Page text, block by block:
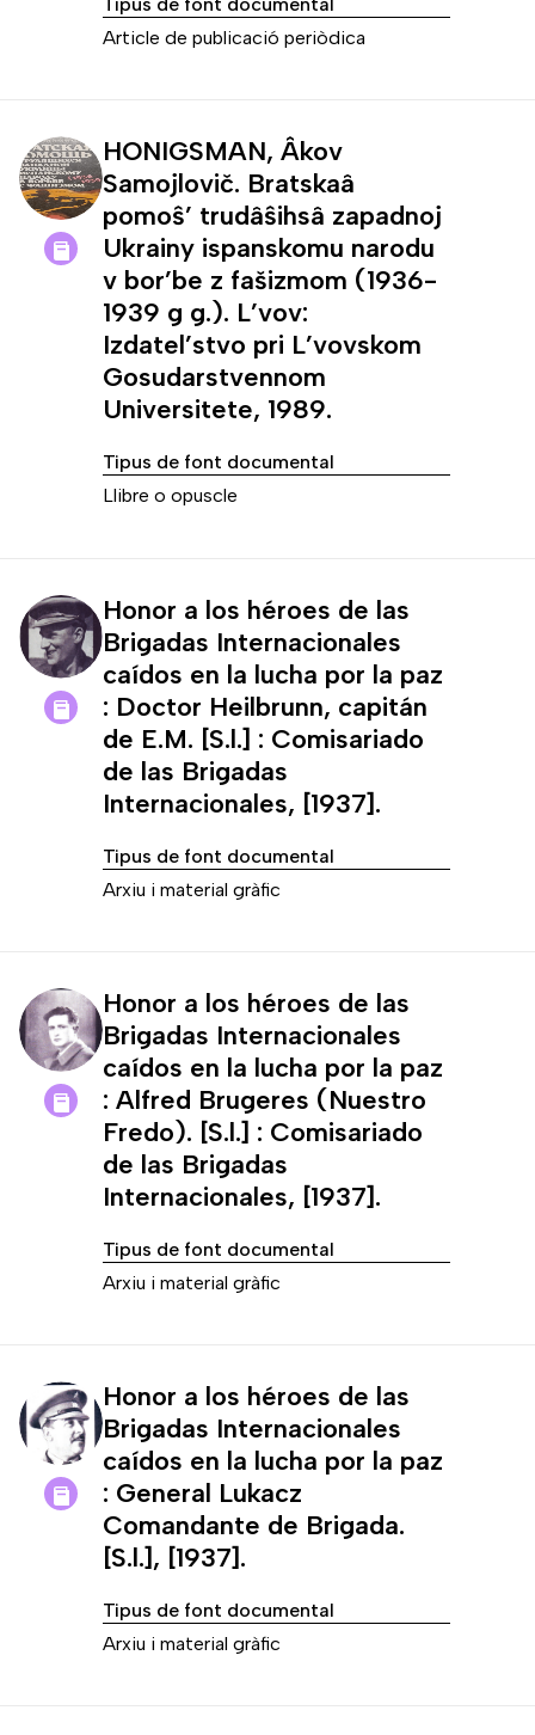
Article de publicació periòdica
HONIGSMAN, Âkov
Samojlovič. Bratskaâ
pomoŝ’ trudâŝihsâ zapadnoj
Ukrainy ispanskomu narodu
v bor’be z fašizmom (1936-
1939 g g.). L’vov:
Izdatel’stvo pri L’vovskom
Gosudarstvennom
Universitete, 1989.
Tipus de font documental
Llibre o opuscle
Honor a los héroes de las
Brigadas Internacionales
caídos en la lucha por la paz
: Doctor Heilbrunn, capitán
de E.M. [S.l.] : Comisariado
de las Brigadas
Internacionales, [1937].
Tipus de font documental
Arxiu i material gràfic
Honor a los héroes de las
Brigadas Internacionales
caídos en la lucha por la paz
: Alfred Brugeres (Nuestro
Fredo). [S.l.] : Comisariado
de las Brigadas
Internacionales, [1937].
Tipus de font documental
Arxiu i material gràfic
Honor a los héroes de las
Brigadas Internacionales
caídos en la lucha por la paz
: General Lukacz
Comandante de Brigada.
[S.l.], [1937].
Tipus de font documental
Arxiu i material gràfic